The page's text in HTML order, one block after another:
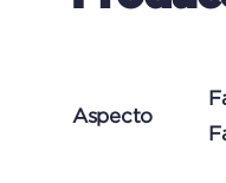
Aspecto